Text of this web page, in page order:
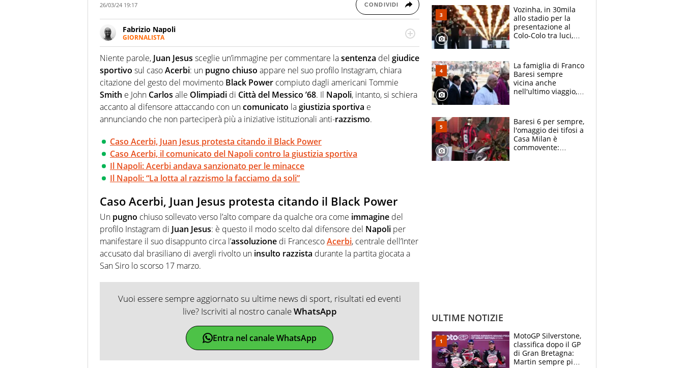
26/03/24 19:17 CONDIVIDI
Fabrizio Napoli
GIORNALISTA
Giornalista professionista, per Virgilio Sport segue anche il calcio ma è con la
pallanuoto che esalta competenze e passioni. Cura la comunicazione di HaBaWaBa, il
più grande festival di waterpolo per bambini al mondo
Niente parole, Juan Jesus sceglie un’immagine per commentare lasentenza del giudice
sportivo sul casoAcerbi: un pugno chiuso appare nel suo profilo Instagram, chiara
citazione del gesto del movimento Black Power compiuto dagli americani Tommie
Smith e John Carlos alle Olimpiadi di Città del Messico ’68. Il Napoli, intanto, si schiera
accanto al difensore attaccando con uncomunicato lagiustizia sportiva e
annunciando che non parteciperà più a iniziative istituzionali anti-razzismo.
Caso Acerbi, Juan Jesus protesta citando il Black Power
Caso Acerbi, il comunicato del Napoli contro la giustizia sportiva
Il Napoli: Acerbi andava sanzionato per le minacce
Il Napoli: “La lotta al razzismo la facciamo da soli”
Caso Acerbi, Juan Jesus protesta citando il Black Power
Un pugno chiuso sollevato verso l’alto compare da qualche ora come immagine del
profilo Instagram di Juan Jesus: è questo il modo scelto dal difensore del Napoli per
manifestare il suo disappunto circa l’assoluzione di FrancescoAcerbi, centrale dell’Inter
accusato dal brasiliano di avergli rivolto un insulto razzista durante la partita giocata a
San Siro lo scorso 17 marzo.
Vuoi essere sempre aggiornato su ultime news di sport, risultati ed eventi
live? Iscriviti al nostro canaleWhatsApp
Entra nel canale WhatsApp
Vozinha, in 30mila
allo stadio per la
presentazione al
Colo-Colo tra luci,
La famiglia di Franco
Baresi sempre
vicina anche
nell'ultimo viaggio,
circondati
dall'affetto dei tifosi
Baresi 6 per sempre,
l'omaggio dei tifosi a
Casa Milan è
commovente:
ULTIME NOTIZIE
MotoGP Silverstone,
classifica dopo il GP
di Gran Bretagna:
Martin sempre più